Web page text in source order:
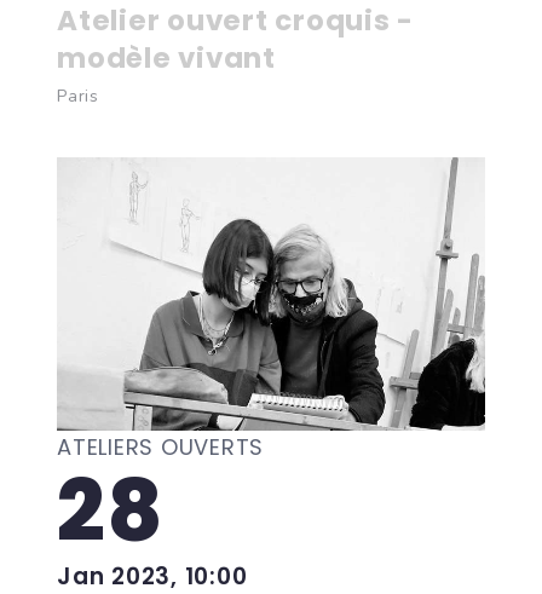
Atelier ouvert croquis -
modèle vivant
Paris
ATELIERS OUVERTS
28
Jan 2023, 10:00